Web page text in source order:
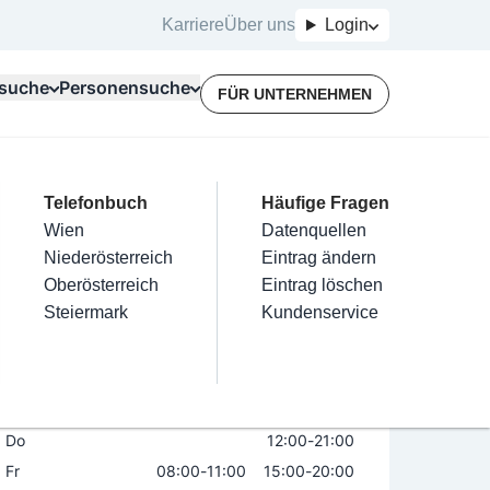
KarriereÜber uns Login
Kategorien
Friseur
Nägel
Haarentfernung
Make-Up
Für Unternehmer
Terminbuchung
Kostenlose Beratung
Top Branchen
Elektriker
Installateure
Maler & Lackierer
Branchen A-Z
Mein Firmeneintrag
Eintrag hinzufügen
Eintrag beanspruchen
Eintrag verwalten
Eintrag bewerben
Personensuche
Telefonbuch
Wien
Niederösterreich
Oberösterreich
Steiermark
Häufige Fragen
Datenquellen
Eintrag ändern
Eintrag löschen
Kundenservice
FÜR UNTERNEHMEN
Öffnungszeiten
Do
12:00-21:00
Fr
08:00-11:00 15:00-20:00